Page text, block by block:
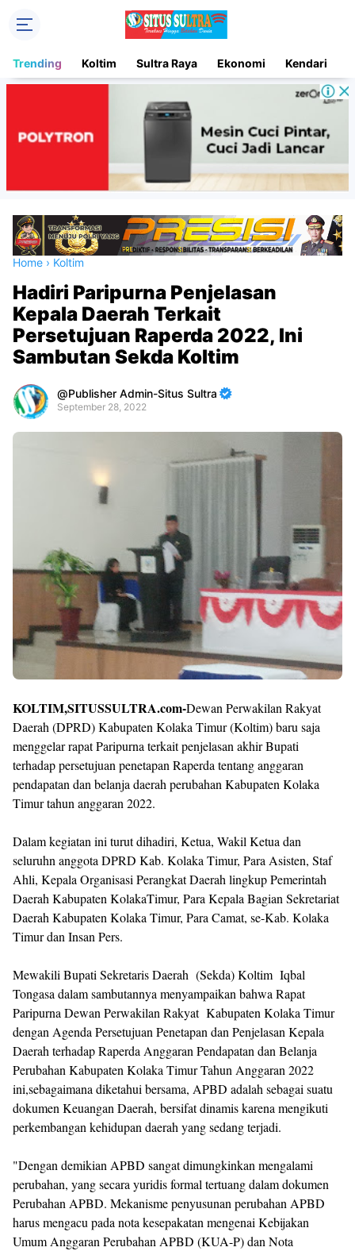
Trending Koltim Sultra Raya Ekonomi Kendari
Home › Koltim
Hadiri Paripurna Penjelasan
Kepala Daerah Terkait
Persetujuan Raperda 2022, Ini
Sambutan Sekda Koltim
Publisher Admin-Situs Sultra
September 28, 2022
Premium
KOLTIM,SITUSSULTRA.com-Dewan Perwakilan Rakyat
Daerah (DPRD) Kabupaten Kolaka Timur (Koltim) baru saja
menggelar rapat Paripurna terkait penjelasan akhir Bupati
terhadap persetujuan penetapan Raperda tentang anggaran
pendapatan dan belanja daerah perubahan Kabupaten Kolaka
Timur tahun anggaran 2022.
Dalam kegiatan ini turut dihadiri, Ketua, Wakil Ketua dan
seluruhn anggota DPRD Kab. Kolaka Timur, Para Asisten, Staf
Ahli, Kepala Organisasi Perangkat Daerah lingkup Pemerintah
Daerah Kabupaten KolakaTimur, Para Kepala Bagian Sekretariat
Daerah Kabupaten Kolaka Timur, Para Camat, se-Kab. Kolaka
Timur dan Insan Pers.
Mewakili Bupati Sekretaris Daerah (Sekda) Koltim Iqbal
Tongasa dalam sambutannya menyampaikan bahwa Rapat
Paripurna Dewan Perwakilan Rakyat Kabupaten Kolaka Timur
dengan Agenda Persetujuan Penetapan dan Penjelasan Kepala
Daerah terhadap Raperda Anggaran Pendapatan dan Belanja
Perubahan Kabupaten Kolaka Timur Tahun Anggaran 2022
ini,sebagaimana diketahui bersama, APBD adalah sebagai suatu
dokumen Keuangan Daerah, bersifat dinamis karena mengikuti
perkembangan kehidupan daerah yang sedang terjadi.
"Dengan demikian APBD sangat dimungkinkan mengalami
perubahan, yang secara yuridis formal tertuang dalam dokumen
Perubahan APBD. Mekanisme penyusunan perubahan APBD
harus mengacu pada nota kesepakatan mengenai Kebijakan
Umum Anggaran Perubahan APBD (KUA-P) dan Nota